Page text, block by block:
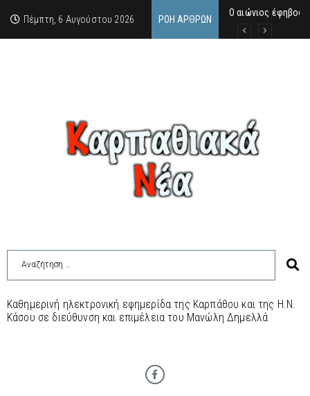
Πέμπτη, 6 Αυγούστου 2026 ΡΟΉ ΆΡΘΡΩΝ
Ο αιώνιος έφηβος
Δικαστική
Άμεση
Καθημερινή ηλεκτρονική εφημερίδα της Καρπάθου και της Η.Ν.
Κάσου σε διεύθυνση και επιμέλεια του Μανώλη Δημελλά